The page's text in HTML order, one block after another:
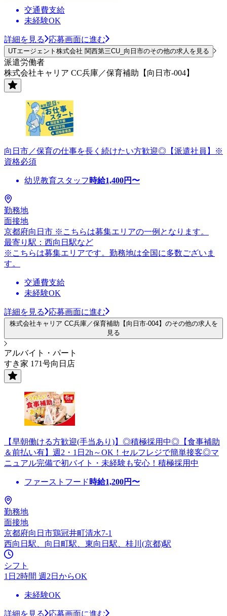
交通費支給
未経験OK
詳細を見る 応募画面に進む
UTエージェント株式会社 関西第三CU_向日市のその他の求人を見る
派遣労働者
株式会社キャリア CC兵庫／保育補助【向日市-004】
向日市／保育の仕事を長く続けたい方歓迎◎【派遣社員】※
資格必須
幼児教育スタッフ 時給1,400円〜
勤務地
面接地
京都府向日市 ※こちらは募集エリアの一例となります。
最寄り駅：西向日駅など
※こちらは募集エリアです。勤務地は全国に多数ございま
す。
交通費支給
未経験OK
詳細を見る 応募画面に進む
株式会社キャリア CC兵庫／保育補助【向日市-004】のその他の求人を
見る
アルバイト・パート
すき家 171号向日店
【早朝働ける方歓迎(手当あり)】◎積極採用中◎【食事補助
＆前払い有】週2・1日2h～OK！セルフレジで簡単接客◎マ
ニュアル完備で初バイト・未経験も安心！積極採用中
ファーストフード 時給1,200円〜
勤務地
面接地
京都府向日市鶏冠井町清水7-1
西向日駅、向日町駅、東向日駅、桂川(京都)駅
シフト
1日2時間 週2日からOK
未経験OK
詳細を見る
応募画面に進む